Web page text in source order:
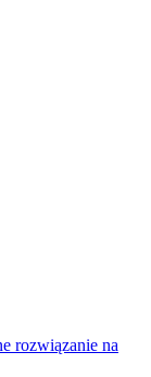
rozwiązanie na